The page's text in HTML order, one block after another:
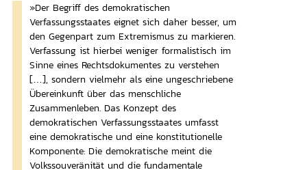
»Der Begriff des demokratischen
Verfassungsstaates eignet sich daher besser, um
den Gegenpart zum Extremismus zu markieren.
Verfassung ist hierbei weniger formalistisch im
Sinne eines Rechtsdokumentes zu verstehen
[…], sondern vielmehr als eine ungeschriebene
Übereinkunft über das menschliche
Zusammenleben. Das Konzept des
demokratischen Verfassungsstaates umfasst
eine demokratische und eine konstitutionelle
Komponente: Die demokratische meint die
Volkssouveränität und die fundamentale